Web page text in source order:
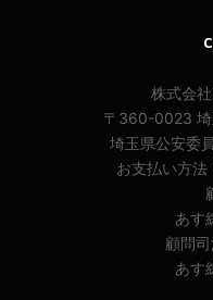
株式会
〒360-0023 埼
埼玉県公安委
お支払い方
あす
顧問
あす